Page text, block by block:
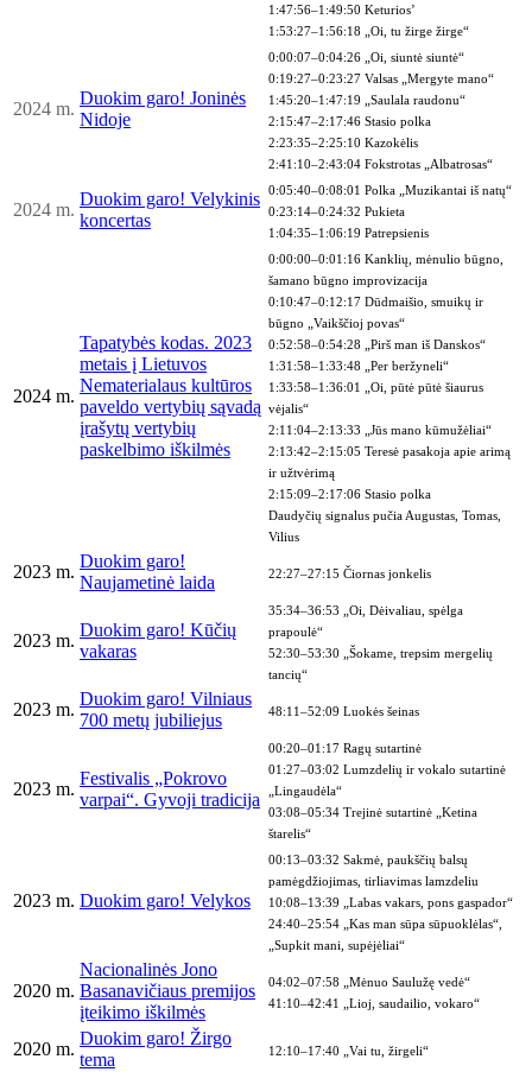
1:47:56–1:49:50 Keturios’
1:53:27–1:56:18 „Oi, tu žirge žirge“
2024 m.
Duokim garo! Joninės
Nidoje
0:00:07–0:04:26 „Oi, siuntė siuntė“
0:19:27–0:23:27 Valsas „Mergyte mano“
1:45:20–1:47:19 „Saulala raudonu“
2:15:47–2:17:46 Stasio polka
2:23:35–2:25:10 Kazokėlis
2:41:10–2:43:04 Fokstrotas „Albatrosas“
2024 m.
Duokim garo! Velykinis
koncertas
0:05:40–0:08:01 Polka „Muzikantai iš natų“
0:23:14–0:24:32 Pukieta
1:04:35–1:06:19 Patrepsienis
2024 m.
Tapatybės kodas. 2023
metais į Lietuvos
Nematerialaus kultūros
paveldo vertybių sąvadą
įrašytų vertybių
paskelbimo iškilmės
0:00:00–0:01:16 Kanklių, mėnulio būgno,
šamano būgno improvizacija
0:10:47–0:12:17 Dūdmaišio, smuikų ir
būgno „Vaikščioj povas“
0:52:58–0:54:28 „Pirš man iš Danskos“
1:31:58–1:33:48 „Per beržyneli“
1:33:58–1:36:01 „Oi, pūtė pūtė šiaurus
vėjalis“
2:11:04–2:13:33 „Jūs mano kūmužėliai“
2:13:42–2:15:05 Teresė pasakoja apie arimą
ir užtvėrimą
2:15:09–2:17:06 Stasio polka
Daudyčių signalus pučia Augustas, Tomas,
Vilius
2023 m.
Duokim garo!
Naujametinė laida
22:27–27:15 Čiornas jonkelis
2023 m.
Duokim garo! Kūčių
vakaras
35:34–36:53 „Oi, Dėivaliau, spėlga
prapoulė“
52:30–53:30 „Šokame, trepsim mergelių
tancių“
2023 m.
Duokim garo! Vilniaus
700 metų jubiliejus
48:11–52:09 Luokės šeinas
2023 m.
Festivalis „Pokrovo
varpai“. Gyvoji tradicija
00:20–01:17 Ragų sutartinė
01:27–03:02 Lumzdelių ir vokalo sutartinė
„Lingaudėla“
03:08–05:34 Trejinė sutartinė „Ketina
štarelis“
2023 m. Duokim garo! Velykos
00:13–03:32 Sakmė, paukščių balsų
pamėgdžiojimas, tirliavimas lamzdeliu
10:08–13:39 „Labas vakars, pons gaspador“
24:40–25:54 „Kas man sūpa sūpuoklėlas“,
„Supkit mani, supėjėliai“
2020 m.
Nacionalinės Jono
Basanavičiaus premijos
įteikimo iškilmės
04:02–07:58 „Mėnuo Saulužę vedė“
41:10–42:41 „Lioj, saudailio, vokaro“
2020 m.
Duokim garo! Žirgo
tema
12:10–17:40 „Vai tu, žirgeli“